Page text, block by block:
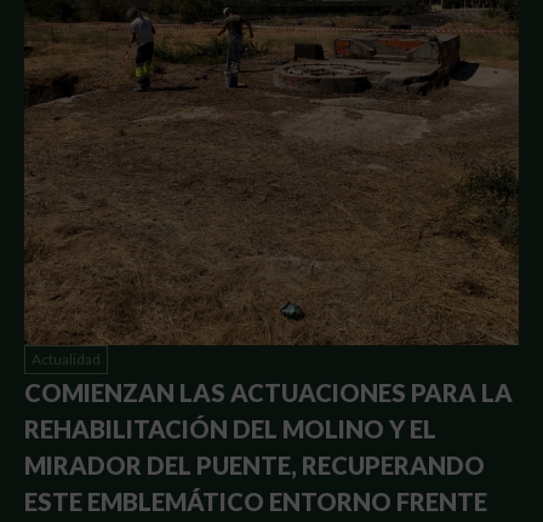
Actualidad
COMIENZAN LAS ACTUACIONES PARA LA
REHABILITACIÓN DEL MOLINO Y EL
MIRADOR DEL PUENTE, RECUPERANDO
ESTE EMBLEMÁTICO ENTORNO FRENTE